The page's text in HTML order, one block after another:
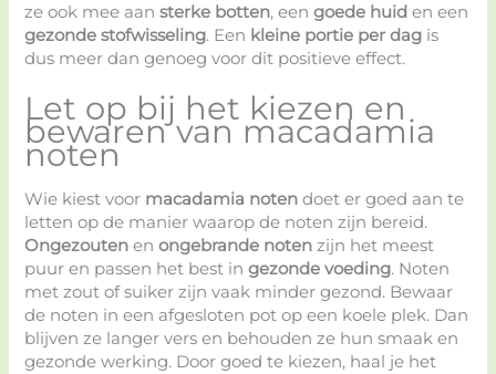
ze ook mee aansterke botten, eengoede huid en een
gezonde stofwisseling. Een kleine portie per dag is
dus meer dan genoeg voor dit positieve effect.
Let op bij het kiezen en
bewaren van macadamia
noten
Wie kiest voor macadamia noten doet er goed aan te
letten op de manier waarop de noten zijn bereid.
Ongezouten enongebrande noten zijn het meest
puur en passen het best ingezonde voeding. Noten
met zout of suiker zijn vaak minder gezond. Bewaar
de noten in een afgesloten pot op een koele plek. Dan
blijven ze langer vers en behouden ze hun smaak en
gezonde werking. Door goed te kiezen, haal je het